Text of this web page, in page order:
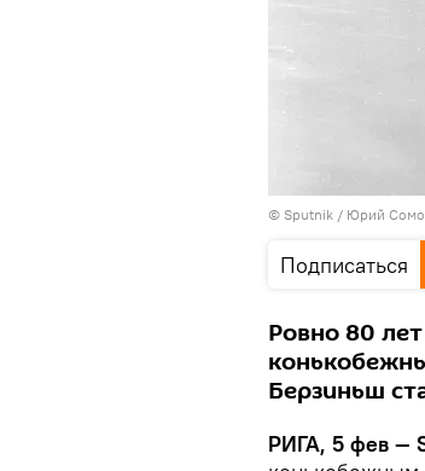
© Sputnik / Юрий
Подписаться
Ровно 80
Берзиньш
РИГА, 5 фев —